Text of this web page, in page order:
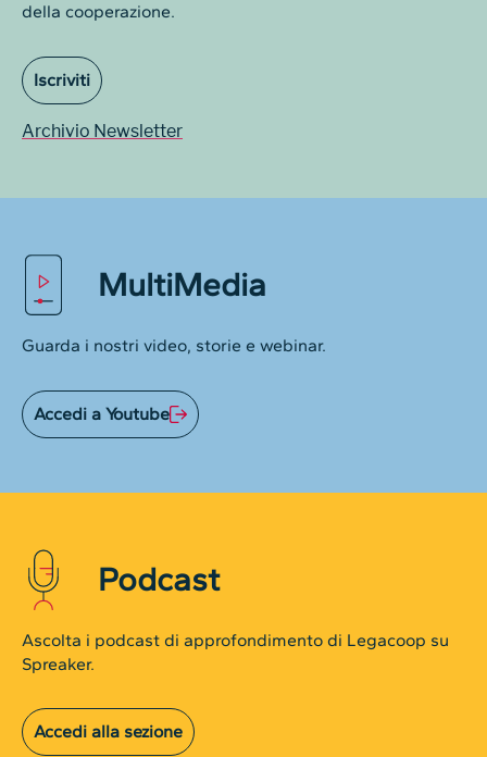
della cooperazione.
Iscriviti
Archivio Newsletter
MultiMedia
Guarda i nostri video, storie e webinar.
Accedi a Youtube
Podcast
Ascolta i podcast di approfondimento di Legacoop su
Spreaker.
Accedi alla sezione